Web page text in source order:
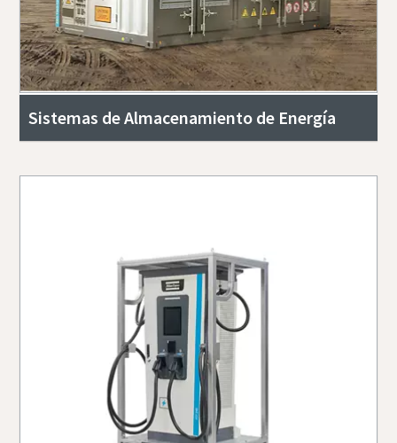
Sistemas de Almacenamiento de Energía